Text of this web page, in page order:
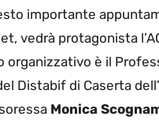
importante
vedrà protagonista
organizzativo è il
Distabif di Caserta
Monica